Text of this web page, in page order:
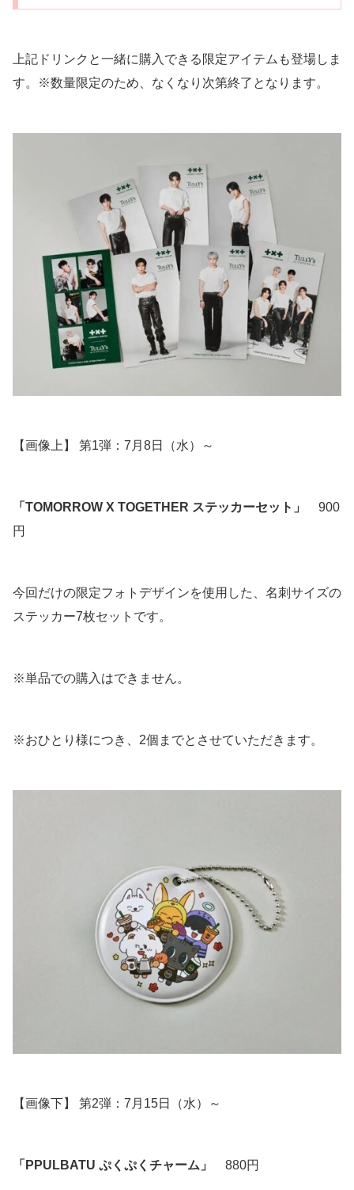
上記ドリンクと一緒に購入できる限定アイテムも登場しま
す。※数量限定のため、なくなり次第終了となります。
【画像上】 第1弾：7月8日（水）～
「TOMORROW X TOGETHER ステッカーセット」
900
円
今回だけの限定フォトデザインを使用した、名刺サイズの
ステッカー7枚セットです。
※単品での購入はできません。
※おひとり様につき、2個までとさせていただきます。
【画像下】 第2弾：7月15日（水）～
「PPULBATU ぷくぷくチャーム」 880円